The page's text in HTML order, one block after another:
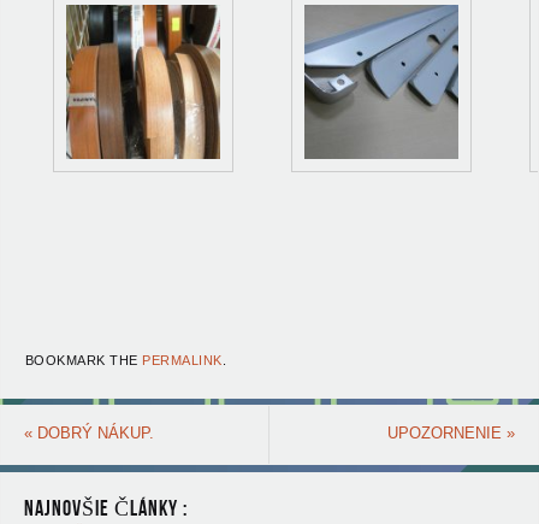
BOOKMARK THE PERMALINK
«DOBRÝ NÁKUP. UPOZORNENIE»
NAJNOVŠIE ČLÁNKY :